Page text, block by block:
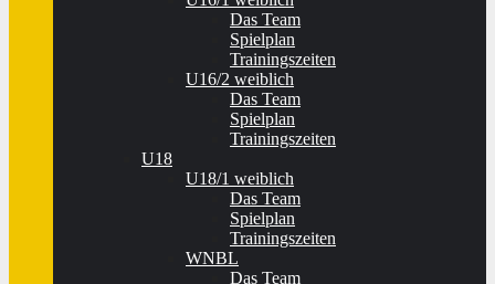
Das Team
Spielplan
Trainingszeiten
U16/2 weiblich
Das Team
Spielplan
Trainingszeiten
U18
U18/1 weiblich
Das Team
Spielplan
Trainingszeiten
WNBL
Das Team